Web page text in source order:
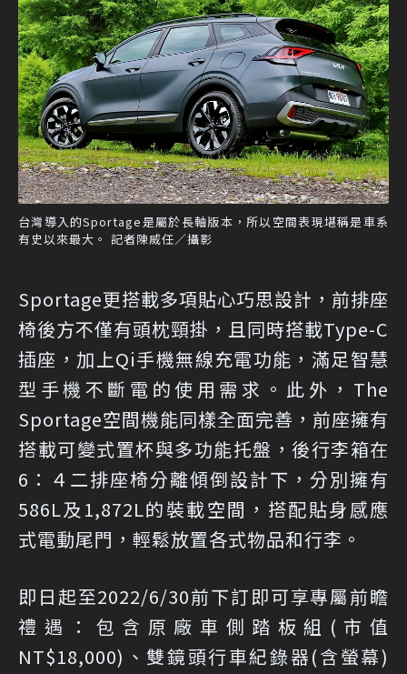
台灣導入的Sportage是屬於長軸版本，所以空間表現堪稱是車系
有史以來最大。 記者陳威任／攝影
Sportage更搭載多項貼心巧思設計，前排座
椅後方不僅有頭枕頸掛，且同時搭載Type-C
插座，加上Qi手機無線充電功能，滿足智慧
型手機不斷電的使用需求。此外，The
Sportage空間機能同樣全面完善，前座擁有
搭載可變式置杯與多功能托盤，後行李箱在
6：４二排座椅分離傾倒設計下，分別擁有
586L及1,872L的裝載空間，搭配貼身感應
式電動尾門，輕鬆放置各式物品和行李。
即日起至2022/6/30前下訂即可享專屬前瞻
禮遇：包含原廠車側踏板組(市值
NT$18,000)、雙鏡頭行車紀錄器(含螢幕)